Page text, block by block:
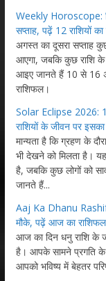
Weekly Horoscope:
सप्ताह, पढ़ें 12 राशियों का
अगस्त का दूसरा सप्ताह
आएगा, जबकि कुछ राशि के
आइए जानते हैं 10 से 16
राशिफल।
Solar Eclipse 2026:
राशियों के जीवन पर इसका
मान्यता है कि ग्रहण के
भी देखने को मिलता है।
है, जबकि कुछ लोगों को
जानते हैं...
Aaj Ka Dhanu
मौके, पढ़ें आज का राशिफल
आज का दिन धनु राशि के
है। आपके सामने प्रगति के
आपको भविष्य में बेहतर